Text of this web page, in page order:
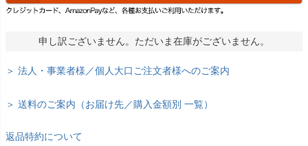
申し訳ございません。ただいま在庫がございません。
＞ 法人・事業者様／個人大口ご注文者様へのご案内
＞ 送料のご案内（お届け先／購入金額別 一覧）
返品特約について